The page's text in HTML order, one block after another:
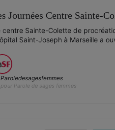
Journées Centre Sainte-
centre Sainte-Colette de
Saint-Joseph à Marseille a
Paroledesagesfemmes
pour Parole de sages femmes